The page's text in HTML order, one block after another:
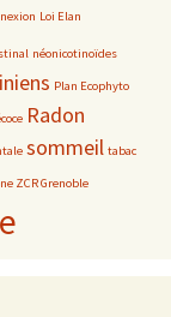
Loi Elan
néonicotinoïdes
Plan Ecophyto
Radon
sommeil tabac
ZCR Grenoble